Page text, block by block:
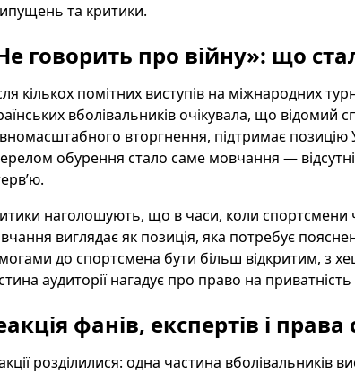
та критики.
говорить про війну»: що
кількох помітних виступів на міжнародних
вболівальників очікувала, що
вторгнення, підтримає
обурення стало саме мовчання —
наголошують, що в часи, коли спортсмени
виглядає як позиція, яка потребує
до спортсмена бути більш відкритим, з
аудиторії нагадує про право на
фанів, експертів і
розділилися: одна частина вболівальників